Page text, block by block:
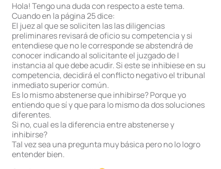
Hola! Tengo una duda con respecto a este tema.
Cuando en la página 25 dice:
El juez al que se soliciten las las diligencias
preliminares revisará de oficio su competencia y si
entendiese que no le corresponde se abstendrá de
conocer indicando al solicitante el juzgado de I
instancia al que debe acudir. Si este se inhibiese en su
competencia, decidirá el conflicto negativo el tribunal
inmediato superior común.
Es lo mismo abstenerse que inhibirse? Porque yo
entiendo que sí y que para lo mismo da dos soluciones
diferentes.
Si no, cual es la diferencia entre abstenerse y
inhibirse?
Tal vez sea una pregunta muy básica pero no lo logro
entender bien.